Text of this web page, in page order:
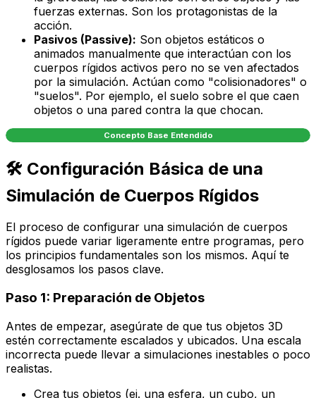
fuerzas externas. Son los protagonistas de la
acción.
Pasivos (Passive): Son objetos estáticos o
animados manualmente que interactúan con los
cuerpos rígidos activos pero no se ven afectados
por la simulación. Actúan como "colisionadores" o
"suelos". Por ejemplo, el suelo sobre el que caen
objetos o una pared contra la que chocan.
Concepto Base Entendido
🛠️ Configuración Básica de una
Simulación de Cuerpos Rígidos
El proceso de configurar una simulación de cuerpos
rígidos puede variar ligeramente entre programas, pero
los principios fundamentales son los mismos. Aquí te
desglosamos los pasos clave.
Paso 1: Preparación de Objetos
Antes de empezar, asegúrate de que tus objetos 3D
estén correctamente escalados y ubicados. Una escala
incorrecta puede llevar a simulaciones inestables o poco
realistas.
Crea tus objetos (ej. una esfera, un cubo, un